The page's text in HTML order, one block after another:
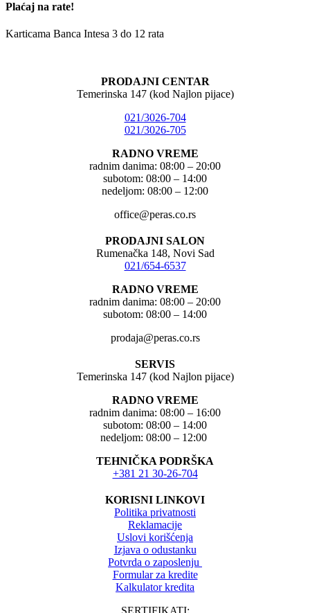
Plaćaj na rate!
Karticama Banca Intesa 3 do 12 rata
PRODAJNI CENTAR
Temerinska 147 (kod Najlon pijace)
021/3026-704
021/3026-705
RADNO VREME
radnim danima: 08:00 – 20:00
subotom: 08:00 – 14:00
nedeljom: 08:00 – 12:00
office@peras.co.rs
PRODAJNI SALON
Rumenačka 148, Novi Sad
021/654-6537
RADNO VREME
radnim danima: 08:00 – 20:00
subotom: 08:00 – 14:00
prodaja@peras.co.rs
SERVIS
Temerinska 147 (kod Najlon pijace)
RADNO VREME
radnim danima: 08:00 – 16:00
subotom: 08:00 – 14:00
nedeljom: 08:00 – 12:00
TEHNIČKA PODRŠKA
+381 21 30-26-704
KORISNI LINKOVI
Politika privatnosti
Reklamacije
Uslovi korišćenja
Izjava o odustanku
Potvrda o zaposlenju
Formular za kredite
Kalkulator kredita